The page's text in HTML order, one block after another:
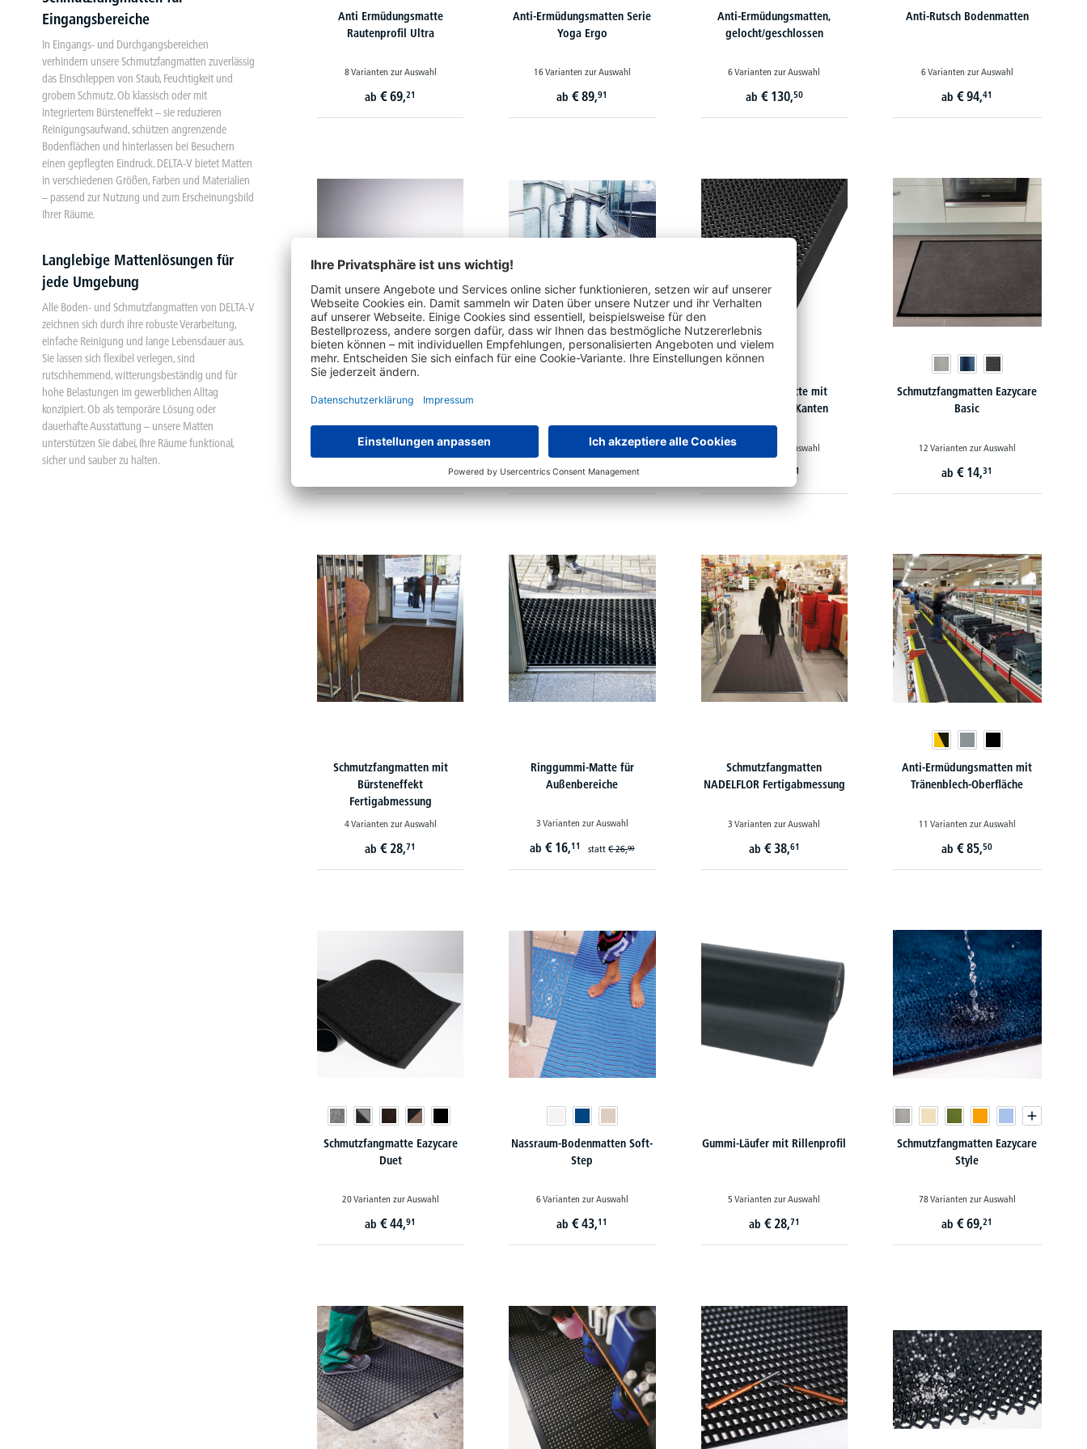
Eingangsbereiche
In Eingangs- und Durchgangsbereichen
verhindern unsere Schmutzfangmatten zuverlässig
das Einschleppen von Staub, Feuchtigkeit und
grobem Schmutz. Ob klassisch oder mit
integriertem Bürsteneffekt – sie reduzieren
Reinigungsaufwand, schützen angrenzende
Bodenflächen und hinterlassen bei Besuchern
einen gepflegten Eindruck. DELTA-V bietet Matten
in verschiedenen Größen, Farben und Materialien
– passend zur Nutzung und zum Erscheinungsbild
Ihrer Räume.
Langlebige Mattenlösungen für
jede Umgebung
Alle Boden- und Schmutzfangmatten von DELTA-V
zeichnen sich durch ihre robuste Verarbeitung,
einfache Reinigung und lange Lebensdauer aus.
Sie lassen sich flexibel verlegen, sind
rutschhemmend, witterungsbeständig und für
hohe Belastungen im gewerblichen Alltag
konzipiert. Ob als temporäre Lösung oder
dauerhafte Ausstattung – unsere Matten
unterstützen Sie dabei, Ihre Räume funktional,
sicher und sauber zu halten.
Anti Ermüdungsmatte
Rautenprofil Ultra
8 Varianten zur Auswahl
ab€ 69,21
Anti-Ermüdungsmatten Serie
Yoga Ergo
16 Varianten zur Auswahl
ab€ 89,91
Anti-Ermüdungsmatten,
gelocht/geschlossen
6 Varianten zur Auswahl
ab € 130,50
Anti-Rutsch Bodenmatten
6 Varianten zur Auswahl
ab€ 94,41
Rush
20 Varianten zur Auswahl 5 Varianten zur Auswahl
ab€ 34,11 statt€ 42,90
Ringgummi-Matte mit
abgeschrägten Kanten
3 Varianten zur Auswahl
91
Schmutzfangmatten Eazycare
Basic
12 Varianten zur Auswahl
ab€ 14,31
Schmutzfangmatten mit
Bürsteneffekt
Fertigabmessung
4 Varianten zur Auswahl
ab€ 28,71
Ringgummi-Matte für
Außenbereiche
3 Varianten zur Auswahl
ab€ 16,11 statt€ 26,90
Schmutzfangmatten
NADELFLOR Fertigabmessung
3 Varianten zur Auswahl
ab € 38,61
Anti-Ermüdungsmatten mit
Tränenblech-Oberfläche
11 Varianten zur Auswahl
ab€ 85,50
Schmutzfangmatte Eazycare
Duet
20 Varianten zur Auswahl
ab€ 44,91
Nassraum-Bodenmatten Soft-
Step
6 Varianten zur Auswahl
ab€ 43,11
Gummi-Läufer mit Rillenprofil
5 Varianten zur Auswahl
ab € 28,71
Schmutzfangmatten Eazycare
Style
78 Varianten zur Auswahl
ab€ 69,21